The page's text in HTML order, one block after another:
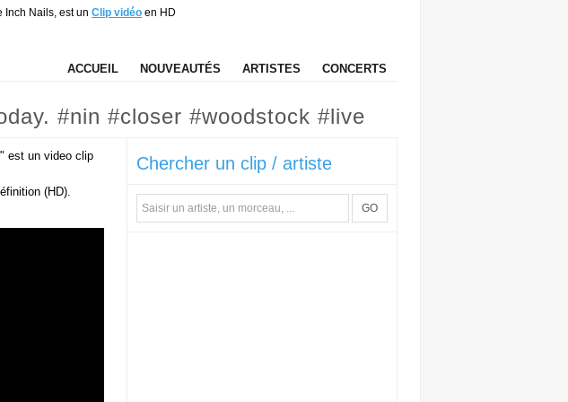
Inch Nails, est un Clip vidéo en HD
ACCUEIL NOUVEAUTÉS ARTISTES CONCERTS
#nin #closer #woodstock #live
est un video clip
(HD).
Chercher un clip / artiste
GO